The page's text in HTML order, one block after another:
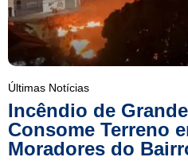
Últimas Notícias
Incêndio de
Consome Terreno
Moradores do